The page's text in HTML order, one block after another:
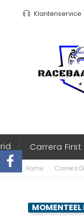
Klantenservice
Carrera First
Home Carrera